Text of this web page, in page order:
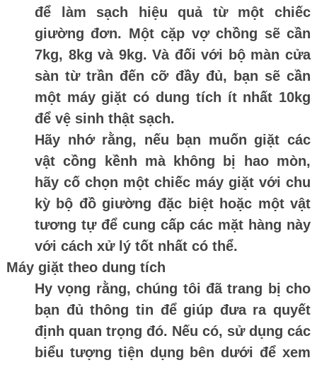
để làm sạch hiệu quả từ một chiếc
giường đơn. Một cặp vợ chồng sẽ cần
7kg, 8kg và 9kg. Và đối với bộ màn cửa
sàn từ trần đến cỡ đầy đủ, bạn sẽ cần
một máy giặt có dung tích ít nhất 10kg
để vệ sinh thật sạch.
Hãy nhớ rằng, nếu bạn muốn giặt các
vật cồng kềnh mà không bị hao mòn,
hãy cố chọn một chiếc máy giặt với chu
kỳ bộ đồ giường đặc biệt hoặc một vật
tương tự để cung cấp các mặt hàng này
với cách xử lý tốt nhất có thể.
Máy giặt theo dung tích
Hy vọng rằng, chúng tôi đã trang bị cho
bạn đủ thông tin để giúp đưa ra quyết
định quan trọng đó. Nếu có, sử dụng các
biểu tượng tiện dụng bên dưới để xem